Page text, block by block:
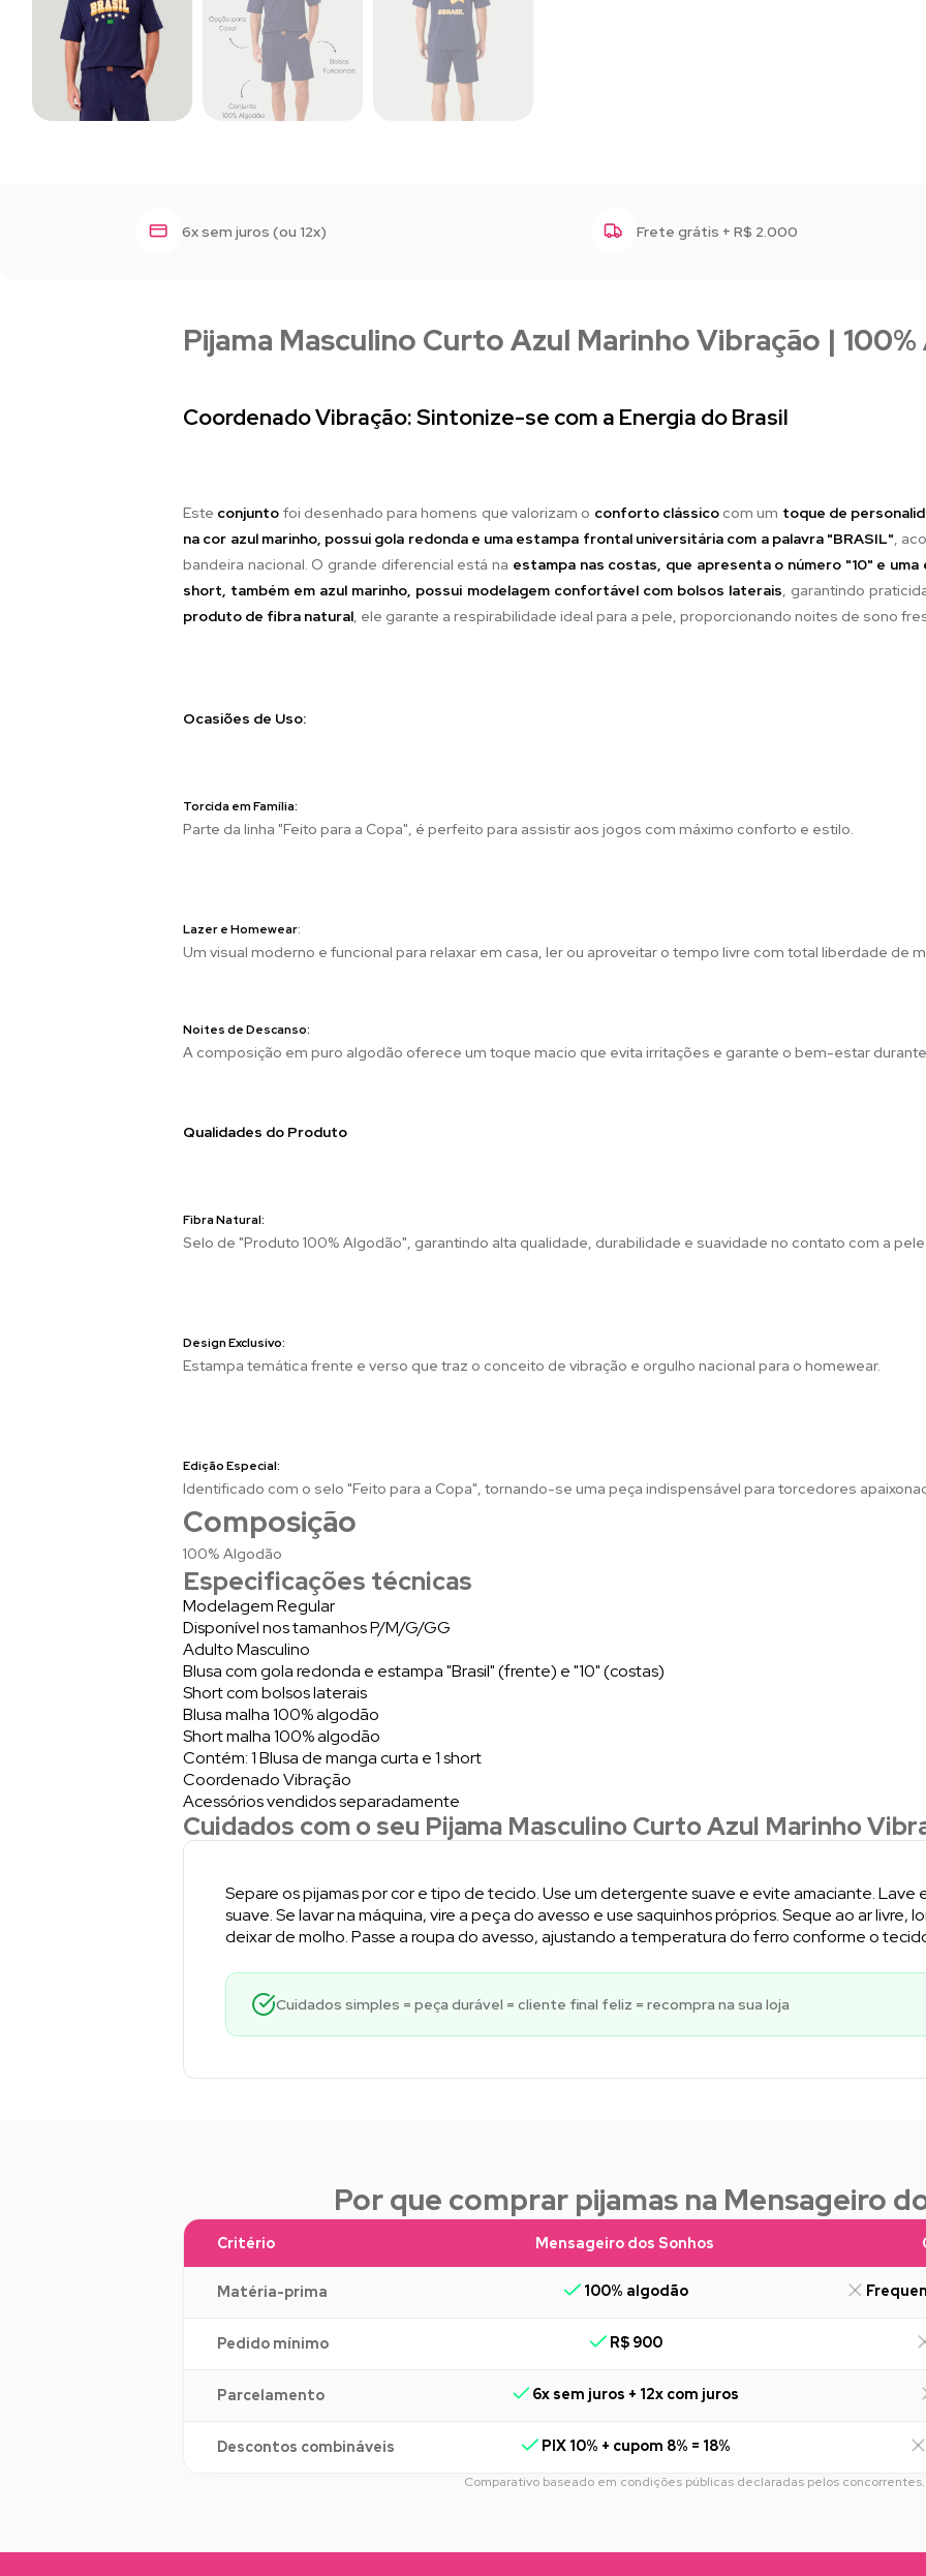
6x sem juros (ou 12x) Frete grátis + R$ 2.000
Pijama Masculino Curto Azul Marinho Vibração |
Coordenado Vibração: Sintonize-se com a Energia do Brasil
Este conjunto foi desenhado para homens que valorizam o conforto clássicocom um toque de
na cor azul marinho, possui gola redonda e uma estampa frontal universitária com a palavra "BRASIL",
bandeira nacional. O grande diferencial está na estampa nas costas, que apresenta o número "10" e uma
short, também em azul marinho, possui modelagem confortável com bolsos laterais, garantindo
produto de fibra natural, ele garante a respirabilidade ideal para a pele, proporcionando noites de sono
Ocasiões de Uso:
Torcida em Família:
Parte da linha "Feito para a Copa", é perfeito para assistir aos jogos com máximo conforto e estilo.
Lazer e Homewear:
Um visual moderno e funcional para relaxar em casa, ler ou aproveitar o tempo livre com total liberdade de
Noites de Descanso:
A composição em puro algodão oferece um toque macio que evita irritações e garante o bem-estar
Qualidades do Produto
Fibra Natural:
Selo de "Produto 100% Algodão", garantindo alta qualidade, durabilidade e suavidade no contato com a pele.
Design Exclusivo:
Estampa temática frente e verso que traz o conceito de vibração e orgulho nacional para o homewear.
Edição Especial:
Identificado com o selo "Feito para a Copa", tornando-se uma peça indispensável para torcedores
Composição
100% Algodão
Especificações técnicas
Modelagem Regular
Disponível nos tamanhos P/M/G/GG
Adulto Masculino
Blusa com gola redonda e estampa "Brasil" (frente) e "10" (costas)
Short com bolsos laterais
Blusa malha 100% algodão
Short malha 100% algodão
Contém: 1 Blusa de manga curta e 1 short
Coordenado Vibração
Acessórios vendidos separadamente
Cuidados com o seu Pijama Masculino Curto Azul Marinho
Separe os pijamas por cor e tipo de tecido. Use um detergente suave e evite amaciante. Lave
suave. Se lavar na máquina, vire a peça do avesso e use saquinhos próprios. Seque ao ar livre,
deixar de molho. Passe a roupa do avesso, ajustando a temperatura do ferro conforme o
Cuidados simples = peça durável = cliente final feliz = recompra na sua loja
Por que comprar pijamas na Mensageiro
Critério Mensageiro dos Sonhos
Matéria-prima 100% algodão
Pedido mínimo R$ 900
Parcelamento 6x sem juros + 12x com juros
Descontos combináveis PIX 10% + cupom 8% = 18%
Comparativo baseado em condições públicas declaradas pelos concorrentes.